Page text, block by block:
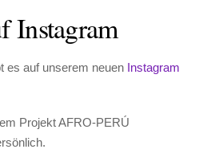
Instagram
es auf unserem neuen Instagram
Projekt AFRO-PERÚ